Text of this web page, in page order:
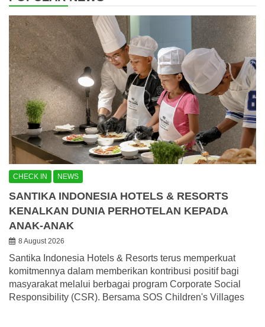
CHECK IN NEWS
SANTIKA INDONESIA HOTELS & RESORTS
KENALKAN DUNIA PERHOTELAN KEPADA
ANAK-ANAK
8 August 2026
Santika Indonesia Hotels & Resorts terus memperkuat
komitmennya dalam memberikan kontribusi positif bagi
masyarakat melalui berbagai program Corporate Social
Responsibility (CSR). Bersama SOS Children's Villages